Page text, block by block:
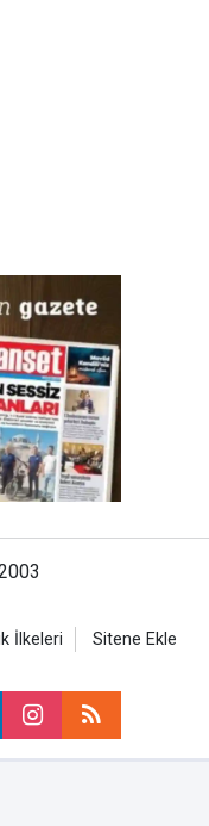
İlkeleri Sitene Ekle